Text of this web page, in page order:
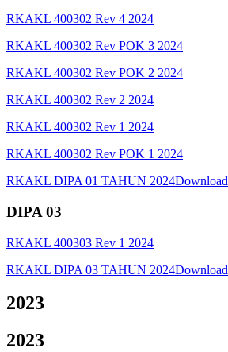
RKAKL 400302 Rev 4 2024
RKAKL 400302 Rev POK 3 2024
RKAKL 400302 Rev POK 2 2024
RKAKL 400302 Rev 2 2024
RKAKL 400302 Rev 1 2024
RKAKL 400302 Rev POK 1 2024
RKAKL DIPA 01 TAHUN 2024Download
DIPA 03
RKAKL 400303 Rev 1 2024
RKAKL DIPA 03 TAHUN 2024Download
2023
2023